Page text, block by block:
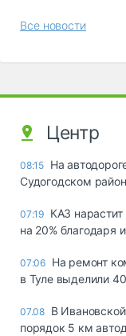
Все новости
Центр
08:15 На
Судогодском
07:19 КАЗ
на 20% благодаря
07:06 На ремонт
в Туле выделили
07.08 В
порядок 5 км